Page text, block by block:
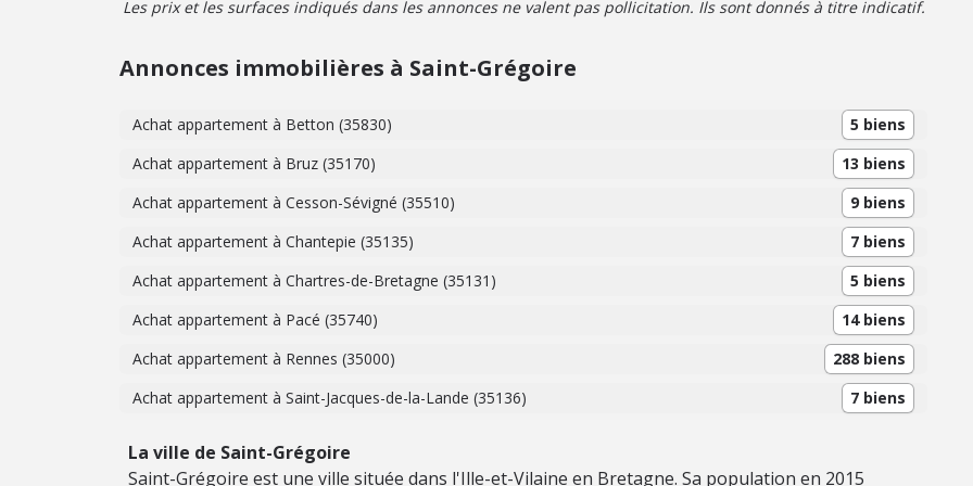
Les prix et les surfaces indiqués dans les annonces ne valent pas pollicitation. Ils sont donnés à titre indicatif.
Annonces immobilières à Saint-Grégoire
Achat appartement à Betton (35830)
5 biens
Achat appartement à Bruz (35170)
13 biens
Achat appartement à Cesson-Sévigné (35510)
9 biens
Achat appartement à Chantepie (35135)
7 biens
Achat appartement à Chartres-de-Bretagne (35131)
5 biens
Achat appartement à Pacé (35740)
14 biens
Achat appartement à Rennes (35000)
288 biens
Achat appartement à Saint-Jacques-de-la-Lande (35136)
7 biens
La ville de Saint-Grégoire
Saint-Grégoire est une ville située dans l'Ille-et-Vilaine en Bretagne. Sa population en 2015